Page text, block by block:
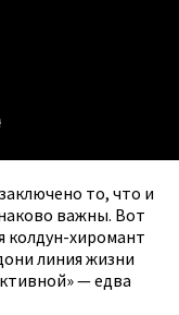
то, что и
важны. Вот
колдун-хиромант
линия жизни
— едва